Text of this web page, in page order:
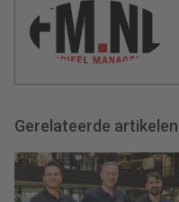
Gerelateerde artikelen